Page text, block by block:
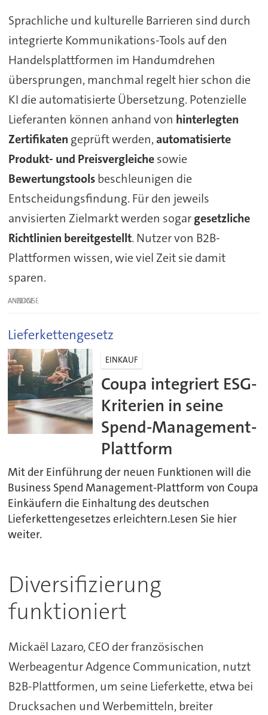
Sprachliche und kulturelle Barrieren sind durch
integrierte Kommunikations-Tools auf den
Handelsplattformen im Handumdrehen
übersprungen, manchmal regelt hier schon die
KI die automatisierte Übersetzung. Potenzielle
Lieferanten können anhand von hinterlegten
Zertifikaten geprüft werden,automatisierte
Produkt- und Preisvergleichesowie
Bewertungstoolsbeschleunigen die
Entscheidungsfindung. Für den jeweils
anvisierten Zielmarkt werden sogargesetzliche
Richtlinien bereitgestellt. Nutzer von B2B-
Plattformen wissen, wie viel Zeit sie damit
sparen.
ANZEIGE
Lieferkettengesetz
EINKAUF
Coupa integriert ESG-
Kriterien in seine
Spend-Management-
Plattform
Mit der Einführung der neuen Funktionen will die
Business Spend Management-Plattform von Coupa
Einkäufern die Einhaltung des deutschen
Lieferkettengesetzes erleichtern.Lesen Sie hier
weiter.
Diversifizierung
funktioniert
Mickaël Lazaro, CEO der französischen
Werbeagentur Adgence Communication, nutzt
B2B-Plattformen, um seine Lieferkette, etwa bei
Drucksachen und Werbemitteln, breiter